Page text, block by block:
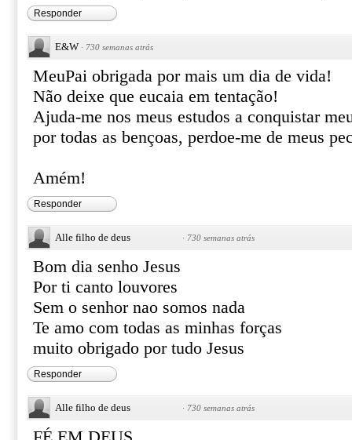
Responder
E&W · 730 semanas atrás
MeuPai obrigada por mais um dia de vida!
Não deixe que eucaia em tentação!
Ajuda-me nos meus estudos a conquistar
por todas as bençoas, perdoe-me de meus
Amém!
Responder
Alle filho de deus · 730 semanas atrás
Bom dia senho Jesus
Por ti canto louvores
Sem o senhor nao somos nada
Te amo com todas as minhas forças
muito obrigado por tudo Jesus
Responder
Alle filho de deus · 730 semanas atrás